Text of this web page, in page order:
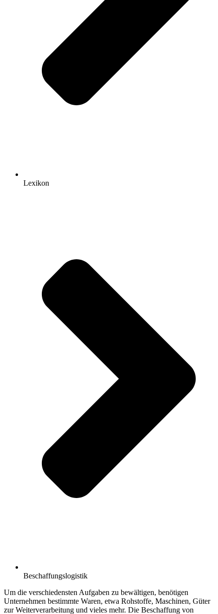
Lexikon
Beschaffungslogistik
Um die verschiedensten Aufgaben zu bewältigen, benötigen
Unternehmen bestimmte Waren, etwa Rohstoffe, Maschinen, Güter
zur Weiterverarbeitung und vieles mehr. Die Beschaffung von